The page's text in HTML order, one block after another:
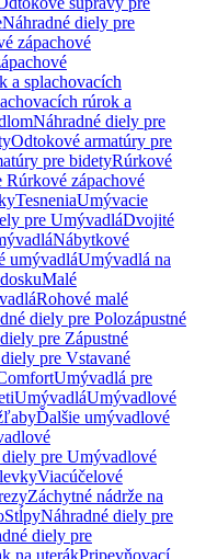
Náhradné diely pre
zápachové
a splachovacích
rúrok a
Náhradné diely pre
Odtokové armatúry pre
pre bidetyRúrkové
Rúrkové zápachové
TesneniaUmývacie
pre UmývadláDvojité
Nábytkové
umývadláUmývadlá na
Malé
Rohové malé
diely pre Polozápustné
pre Zápustné
pre Vstavané
Umývadlá pre
UmývadláUmývadlové
Ďalšie umývadlové
pre Umývadlové
Viacúčelové
Záchytné nádrže na
StĺpyNáhradné diely pre
diely pre
na uterákPripevňovací